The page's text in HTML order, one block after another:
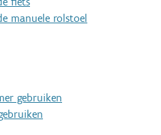
manuele rolstoel
gebruiken